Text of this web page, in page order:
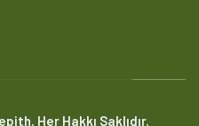
Her Hakkı Saklıdır.